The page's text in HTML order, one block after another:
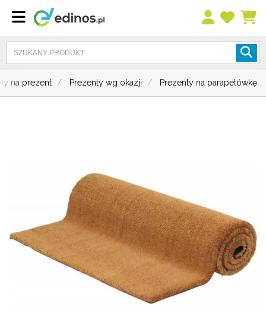
na prezent Prezenty wg okazji Prezenty na parapetówkę